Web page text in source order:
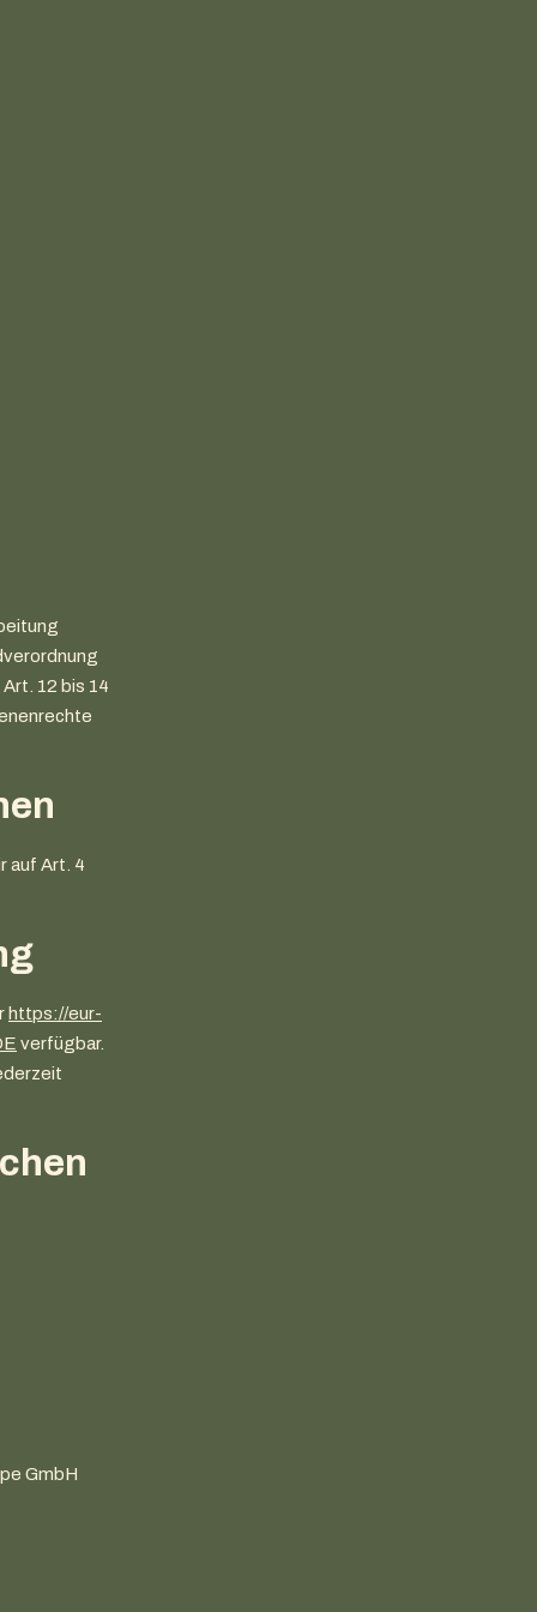
12 bis 14
auf Art. 4
https://eur-
verfügbar.
GmbH